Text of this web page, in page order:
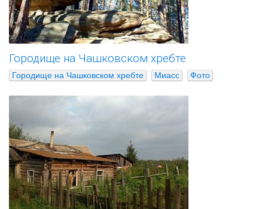
Городище на Чашковском хребте
Городище на Чашковском хребте Миасс Фото